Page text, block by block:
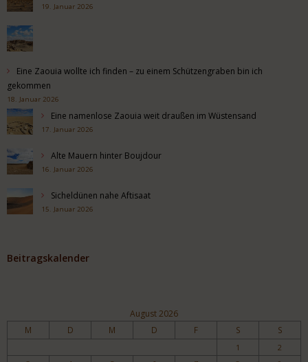
19. Januar 2026
Eine Zaouia wollte ich finden – zu einem Schützengraben bin ich
gekommen
18. Januar 2026
Eine namenlose Zaouia weit draußen im Wüstensand
17. Januar 2026
Alte Mauern hinter Boujdour
16. Januar 2026
Sicheldünen nahe Aftisaat
15. Januar 2026
Beitragskalender
August 2026
M D M D F S S
1
2